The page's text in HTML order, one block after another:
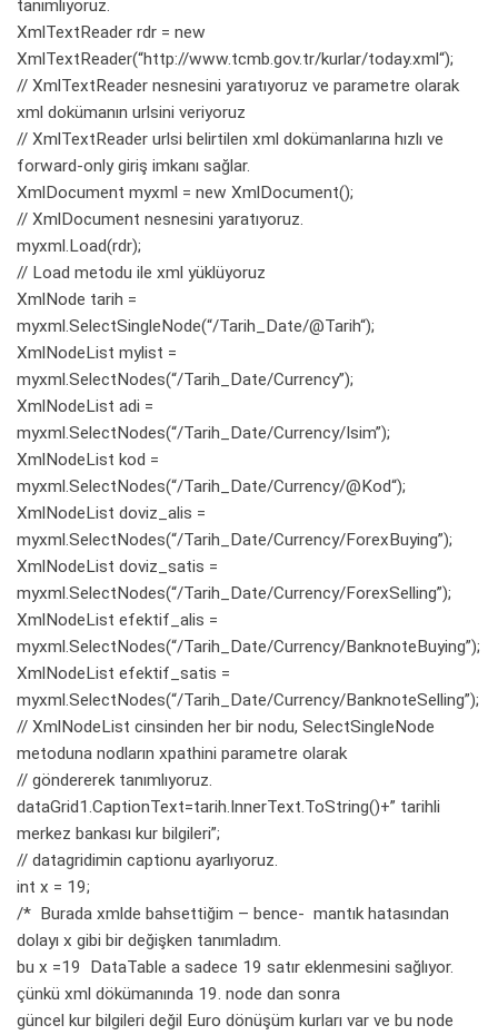
tanımlıyoruz.
XmlTextReader rdr = new
XmlTextReader(“http://www.tcmb.gov.tr/kurlar/today.xml“);
// XmlTextReader nesnesini yaratıyoruz ve parametre olarak
xml dokümanın urlsini veriyoruz
// XmlTextReader urlsi belirtilen xml dokümanlarına hızlı ve
forward-only giriş imkanı sağlar.
XmlDocument myxml = new XmlDocument();
// XmlDocument nesnesini yaratıyoruz.
myxml.Load(rdr);
// Load metodu ile xml yüklüyoruz
XmlNode tarih =
myxml.SelectSingleNode(“/Tarih_Date/@Tarih“);
XmlNodeList mylist =
myxml.SelectNodes(“/Tarih_Date/Currency”);
XmlNodeList adi =
myxml.SelectNodes(“/Tarih_Date/Currency/Isim”);
XmlNodeList kod =
myxml.SelectNodes(“/Tarih_Date/Currency/@Kod“);
XmlNodeList doviz_alis =
myxml.SelectNodes(“/Tarih_Date/Currency/ForexBuying”);
XmlNodeList doviz_satis =
myxml.SelectNodes(“/Tarih_Date/Currency/ForexSelling”);
XmlNodeList efektif_alis =
myxml.SelectNodes(“/Tarih_Date/Currency/BanknoteBuying”);
XmlNodeList efektif_satis =
myxml.SelectNodes(“/Tarih_Date/Currency/BanknoteSelling”);
// XmlNodeList cinsinden her bir nodu, SelectSingleNode
metoduna nodların xpathini parametre olarak
// göndererek tanımlıyoruz.
dataGrid1.CaptionText=tarih.InnerText.ToString()+” tarihli
merkez bankası kur bilgileri”;
// datagridimin captionu ayarlıyoruz.
int x = 19;
/* Burada xmlde bahsettiğim – bence- mantık hatasından
dolayı x gibi bir değişken tanımladım.
bu x =19 DataTable a sadece 19 satır eklenmesini sağlıyor.
çünkü xml dökümanında 19. node dan sonra
güncel kur bilgileri değil Euro dönüşüm kurları var ve bu node